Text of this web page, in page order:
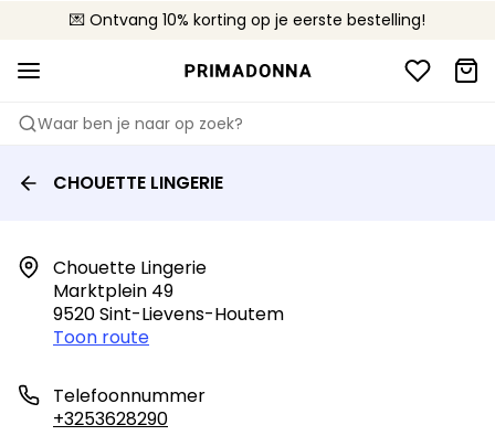
💌 Ontvang 10% korting op je eerste bestelling!
🚚 Gratis bezorging boven €90
📦 Gratis retourneren
Waar ben je naar op zoek?
CHOUETTE LINGERIE
Chouette Lingerie
Marktplein 49
9520 Sint-Lievens-Houtem
Toon route
Telefoonnummer
+3253628290